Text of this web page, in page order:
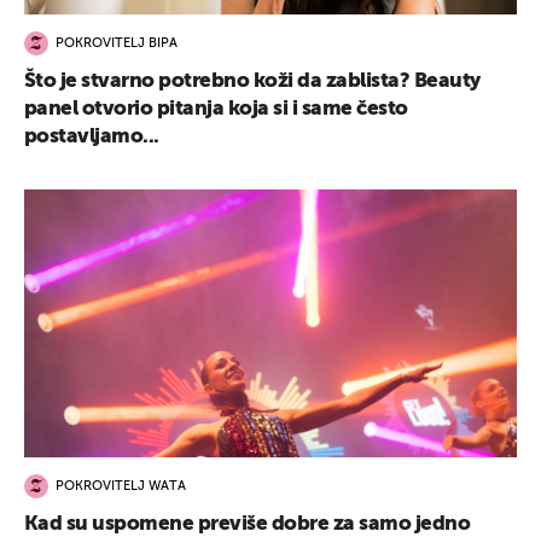
POKROVITELJ BIPA
Što je stvarno potrebno koži da zablista? Beauty
panel otvorio pitanja koja si i same često
postavljamo...
POKROVITELJ WATA
Kad su uspomene previše dobre za samo jedno